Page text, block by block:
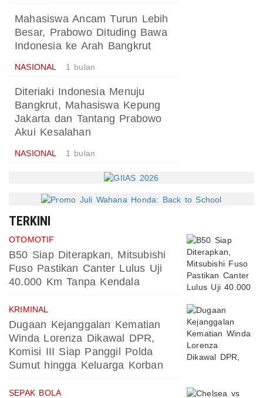
Mahasiswa Ancam Turun Lebih
Besar, Prabowo Dituding Bawa
Indonesia ke Arah Bangkrut
NASIONAL 1 bulan
Diteriaki Indonesia Menuju
Bangkrut, Mahasiswa Kepung
Jakarta dan Tantang Prabowo
Akui Kesalahan
NASIONAL 1 bulan
TERKINI
OTOMOTIF
B50 Siap Diterapkan, Mitsubishi
Fuso Pastikan Canter Lulus Uji
40.000 Km Tanpa Kendala
KRIMINAL
Dugaan Kejanggalan Kematian
Winda Lorenza Dikawal DPR,
Komisi III Siap Panggil Polda
Sumut hingga Keluarga Korban
SEPAK BOLA